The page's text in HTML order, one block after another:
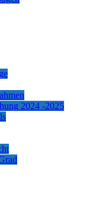
2024 -2025